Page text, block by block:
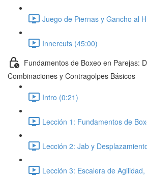
Juego de Piernas y Gancho al
Innercuts (45:00)
Fundamentos de Boxeo en Parejas:
Combinaciones y Contragolpes Básicos
Intro (0:21)
Lección 1: Fundamentos de
Lección 2: Jab y
Lección 3: Escalera de